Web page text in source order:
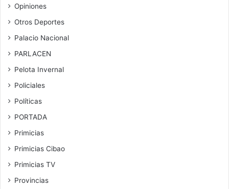
Opiniones
Otros Deportes
Palacio Nacional
PARLACEN
Pelota Invernal
Policiales
Políticas
PORTADA
Primicias
Primicias Cibao
Primicias TV
Provincias